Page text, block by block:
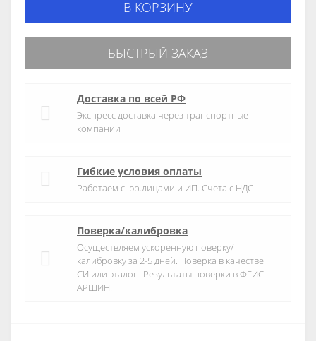
В КОРЗИНУ
БЫСТРЫЙ ЗАКАЗ
Доставка по всей РФ
Экспресс доставка через транспортные
компании
Гибкие условия оплаты
Работаем с юр.лицами и ИП. Счета с НДС
Поверка/калибровка
Осуществляем ускоренную поверку/
калибровку за 2-5 дней. Поверка в качестве
СИ или эталон. Результаты поверки в ФГИС
АРШИН.